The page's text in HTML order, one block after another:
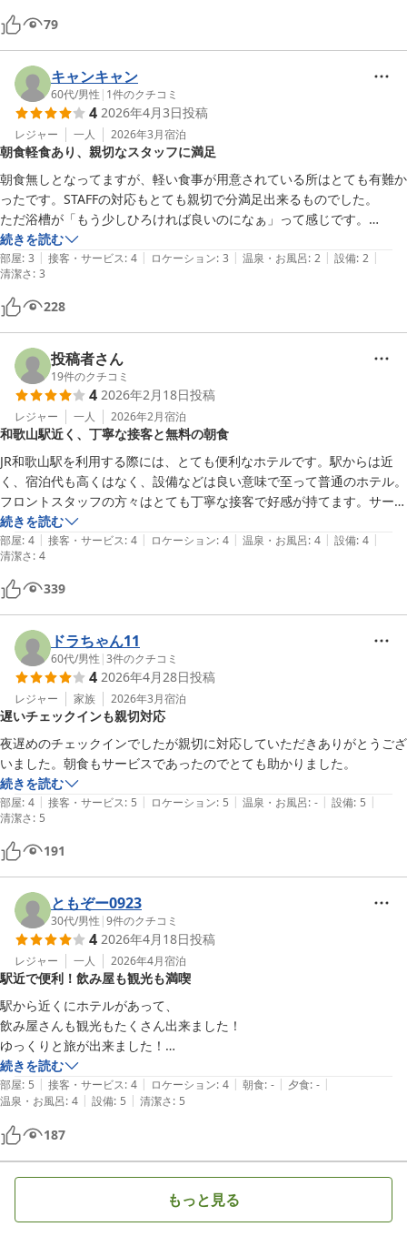
79
キャンキャン
60代/男性 | 1件のクチコミ
4 2026年4月3日投稿
レジャー 一人 2026年3月宿泊
朝食軽食あり、親切なスタッフに満足
朝食無しとなってますが、軽い食事が用意されている所はとても有難か
ったです。STAFFの対応もとても親切で分満足出来るものでした。
ただ浴槽が「もう少しひろければ良いのになぁ」って感じです。
ですがコスパ的には十分満足できました。
また利用したいと思っています。
続きを読む
部屋: 3 | 接客・サービス: 4 | ロケーション: 3 | 温泉・お風呂: 2 | 設備: 2 |
清潔さ: 3
228
投稿者さん
19件のクチコミ
4 2026年2月18日投稿
レジャー 一人 2026年2月宿泊
和歌山駅近く、丁寧な接客と無料の朝食
JR和歌山駅を利用する際には、とても便利なホテルです。駅からは近
く、宿泊代も高くはなく、設備などは良い意味で至って普通のホテル。
フロントスタッフの方々はとても丁寧な接客で好感が持てます。サービ
スの朝食は、もちろん豪華ではありませんが、おでんなど美味しかった
です。食後のみかんも間違いありません。近くにスーパーもあり、何か
と便利でした。
続きを読む
部屋: 4 | 接客・サービス: 4 | ロケーション: 4 | 温泉・お風呂: 4 | 設備: 4 |
清潔さ: 4
339
ドラちゃん11
60代/男性 |3件のクチコミ
4 2026年4月28日投稿
レジャー 家族 2026年3月宿泊
遅いチェックインも親切対応
夜遅めのチェックインでしたが親切に対応していただきありがとうござ
いました。朝食もサービスであったのでとても助かりました。
続きを読む
部屋: 4 | 接客・サービス: 5 | ロケーション: 5 | 温泉・お風呂: - | 設備: 5 |
清潔さ: 5
191
ともぞー0923
30代/男性 |9件のクチコミ
4 2026年4月18日投稿
レジャー 一人 2026年4月宿泊
駅近で便利！飲み屋も観光も満喫
駅から近くにホテルがあって、
飲み屋さんも観光もたくさん出来ました！
ゆっくりと旅が出来ました！
続きを読む
部屋: 5 | 接客・サービス: 4 | ロケーション: 4 | 朝食: - | 夕食: - |
温泉・お風呂: 4 | 設備: 5 | 清潔さ: 5
187
もっと見る